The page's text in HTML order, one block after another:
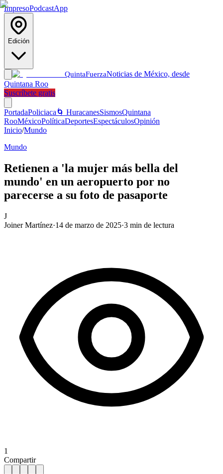
ImpresoPodcastApp
Edición
QuintaFuerzaNoticias de México, desde
Quintana Roo
Suscríbete gratis
PortadaPoliciaca 🌀 HuracanesSismosQuintana
RooMéxicoPolíticaDeportesEspectáculosOpinión
Inicio/Mundo
Mundo
Retienen a 'la mujer más bella del
mundo' en un aeropuerto por no
parecerse a su foto de pasaporte
J
Joiner Martínez·14 de marzo de 2025·3 min de lectura
1
Compartir